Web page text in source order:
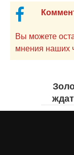
Вы можете
мнения наших